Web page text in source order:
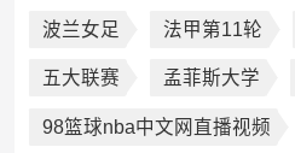
波兰女足 法甲第11轮
五大联赛 孟菲斯大学
98篮球nba中文网直播视频